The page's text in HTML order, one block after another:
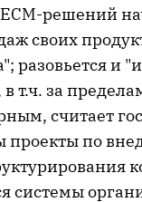
решений
своих
разовьется и
т.ч. за
считает
проекты по
системы